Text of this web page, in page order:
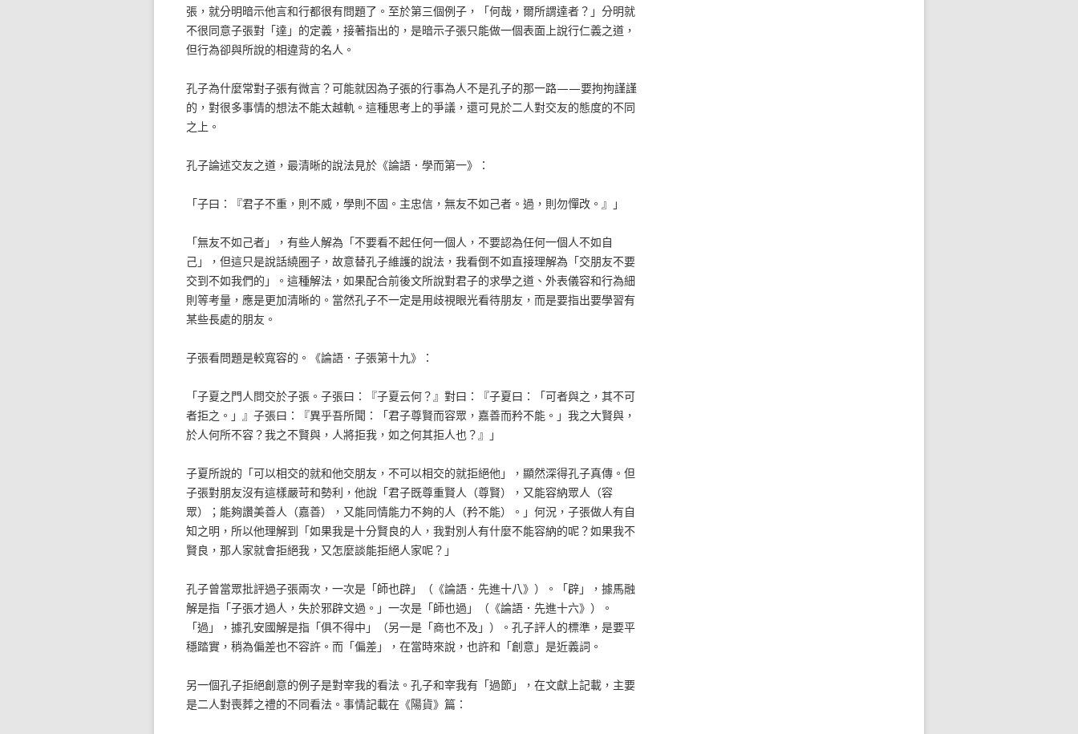
張，就分明暗示他言和行都很有問題了。至於第三個例子，「何哉，爾所謂達者？」分明就
不很同意子張對「達」的定義，接著指出的，是暗示子張只能做一個表面上說行仁義之道，
但行為卻與所說的相違背的名人。
孔子為什麼常對子張有微言？可能就因為子張的行事為人不是孔子的那一路——要拘拘謹謹
的，對很多事情的想法不能太越軌。這種思考上的爭議，還可見於二人對交友的態度的不同
之上。
孔子論述交友之道，最清晰的說法見於《論語．學而第一》：
「子曰：『君子不重，則不威，學則不固。主忠信，無友不如己者。過，則勿憚改。』」
「無友不如己者」，有些人解為「不要看不起任何一個人，不要認為任何一個人不如自
己」，但這只是說話繞圈子，故意替孔子維護的說法，我看倒不如直接理解為「交朋友不要
交到不如我們的」。這種解法，如果配合前後文所說對君子的求學之道、外表儀容和行為細
則等考量，應是更加清晰的。當然孔子不一定是用歧視眼光看待朋友，而是要指出要學習有
某些長處的朋友。
子張看問題是較寬容的。《論語．子張第十九》：
「子夏之門人問交於子張。子張曰：『子夏云何？』對曰：『子夏曰：「可者與之，其不可
者拒之。」』子張曰：『異乎吾所聞：「君子尊賢而容眾，嘉善而矜不能。」我之大賢與，
於人何所不容？我之不賢與，人將拒我，如之何其拒人也？』」
子夏所說的「可以相交的就和他交朋友，不可以相交的就拒絕他」，顯然深得孔子真傳。但
子張對朋友沒有這樣嚴苛和勢利，他說「君子既尊重賢人（尊賢），又能容納眾人（容
眾）；能夠讚美善人（嘉善），又能同情能力不夠的人（矜不能）。」何況，子張做人有自
知之明，所以他理解到「如果我是十分賢良的人，我對別人有什麼不能容納的呢？如果我不
賢良，那人家就會拒絕我，又怎麼談能拒絕人家呢？」
孔子曾當眾批評過子張兩次，一次是「師也辟」（《論語．先進十八》）。「辟」，據馬融
解是指「子張才過人，失於邪辟文過。」一次是「師也過」（《論語．先進十六》）。
「過」，據孔安國解是指「俱不得中」（另一是「商也不及」）。孔子評人的標準，是要平
穩踏實，稍為偏差也不容許。而「偏差」，在當時來說，也許和「創意」是近義詞。
另一個孔子拒絕創意的例子是對宰我的看法。孔子和宰我有「過節」，在文獻上記載，主要
是二人對喪葬之禮的不同看法。事情記載在《陽貨》篇：